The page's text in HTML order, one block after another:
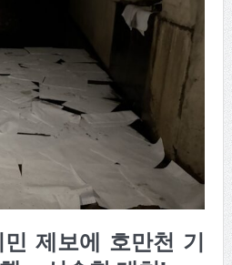
제보에 호만천 기